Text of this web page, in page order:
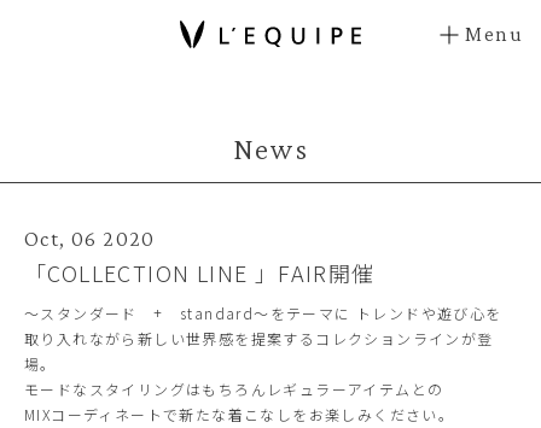
Menu
News
Oct, 06 2020
「COLLECTION LINE 」FAIR開催
～スタンダード + standard～をテーマに トレンドや遊び心を
取り入れながら新しい世界感を提案するコレクションラインが登
場。
モードなスタイリングはもちろんレギュラーアイテムとの
MIXコーディネートで新たな着こなしをお楽しみください。